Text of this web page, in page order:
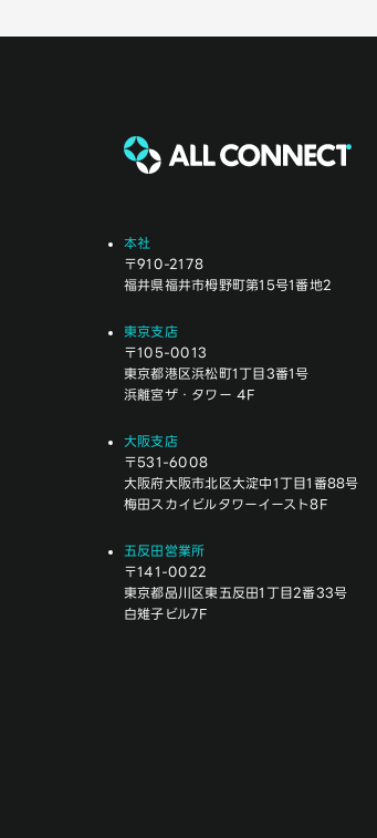
本社
〒910-2178
福井県福井市栂野町第15号1番地2
東京支店
〒105-0013
東京都港区浜松町1丁目3番1号
浜離宮ザ・タワー 4F
大阪支店
〒531-6008
大阪府大阪市北区大淀中1丁目1番88号
梅田スカイビルタワーイースト8F
五反田営業所
〒141-0022
東京都品川区東五反田1丁目2番33号
白雉子ビル7F